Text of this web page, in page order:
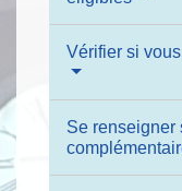
Vérifier si
Se renseigner